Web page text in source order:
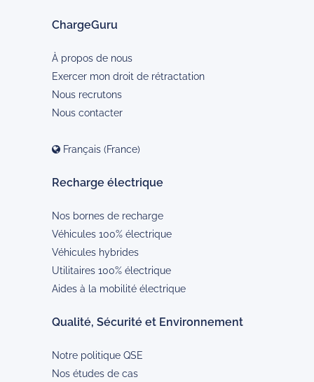
ChargeGuru
À propos de nous
Exercer mon droit de rétractation
Nous recrutons
Nous contacter
Français (France)
Recharge électrique
Nos bornes de recharge
Véhicules 100% électrique
Véhicules hybrides
Utilitaires 100% électrique
Aides à la mobilité électrique
Qualité, Sécurité et Environnement
Notre politique QSE
Nos études de cas